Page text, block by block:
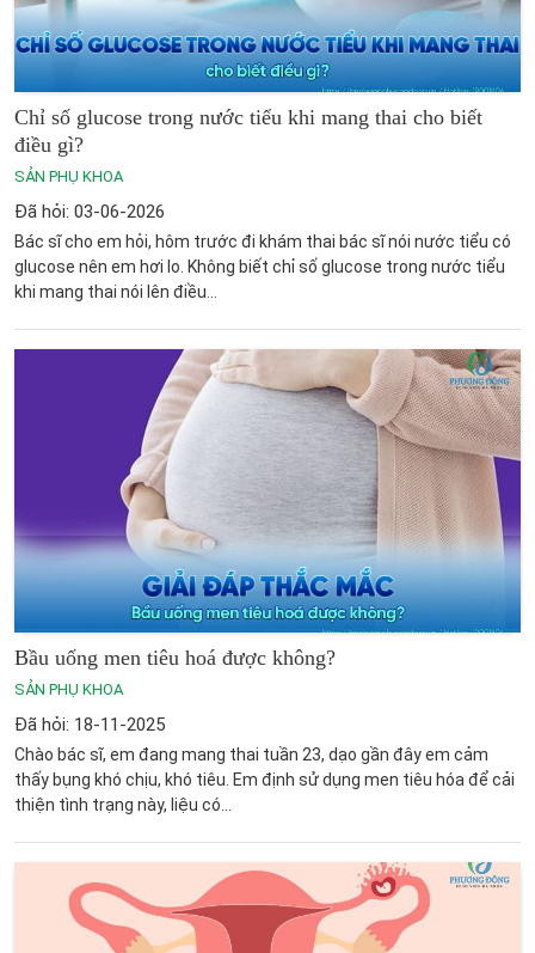
Chỉ số glucose trong nước tiểu khi mang thai cho biết
điều gì?
SẢN PHỤ KHOA
Đã hỏi: 03-06-2026
Bác sĩ cho em hỏi, hôm trước đi khám thai bác sĩ nói nước tiểu có
glucose nên em hơi lo. Không biết chỉ số glucose trong nước tiểu
khi mang thai nói lên điều...
Bầu uống men tiêu hoá được không?
SẢN PHỤ KHOA
Đã hỏi: 18-11-2025
Chào bác sĩ, em đang mang thai tuần 23, dạo gần đây em cảm
thấy bụng khó chịu, khó tiêu. Em định sử dụng men tiêu hóa để cải
thiện tình trạng này, liệu có...